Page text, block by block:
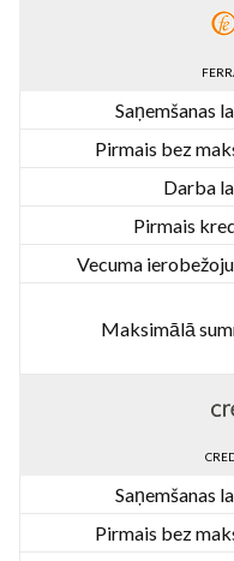
Saņemšanas
Pirmais bez
Darba
Pirmais
Vecuma
Maksimālā
Saņemšanas
Pirmais bez